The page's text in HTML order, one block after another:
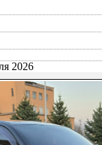
2026